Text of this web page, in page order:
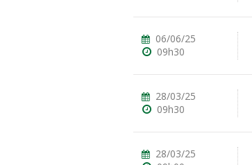
06/06/25
09h30
28/03/25
09h30
28/03/25